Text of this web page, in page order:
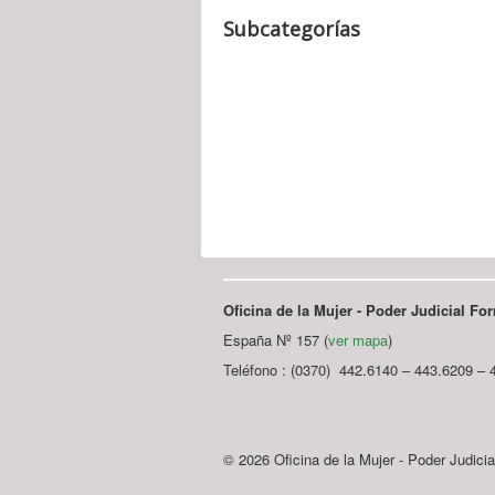
Subcategorías
Oficina de la Mujer - Poder Judicial
España Nº 157 (ver mapa)
Teléfono : (0370) 442.6140 – 443.6209 –
© 2026 Oficina de la Mujer - Poder